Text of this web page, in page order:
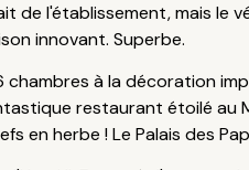
de l'établissement, mais le
innovant. Superbe.
à la décoration
restaurant étoilé au
en herbe ! Le Palais des